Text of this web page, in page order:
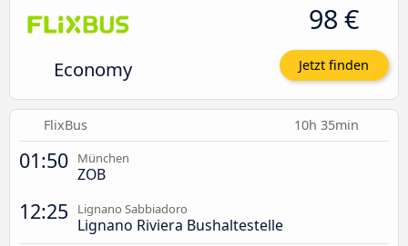
Economy
98 €
Jetzt finden
FlixBus 10h 35min
01:50 München
ZOB
12:25 Lignano Sabbiadoro
Lignano Riviera Bushaltestelle